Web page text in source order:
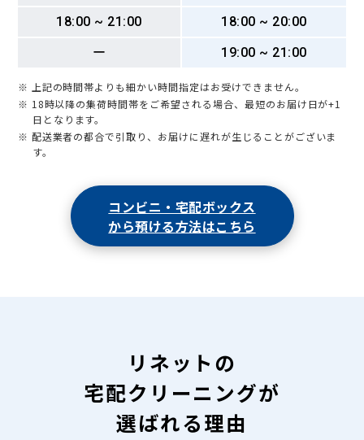
18:00 ~ 21:00
18:00 ~ 20:00
ー
19:00 ~ 21:00
※ 上記の時間帯よりも細かい時間指定はお受けできません。
※ 18時以降の集荷時間帯をご希望される場合、最短のお届け日が+1
日となります。
※ 配送業者の都合で引取り、お届けに遅れが生じることがございま
す。
コンビニ・宅配ボックス
から預ける方法はこちら
リネットの
宅配クリーニングが
選ばれる理由